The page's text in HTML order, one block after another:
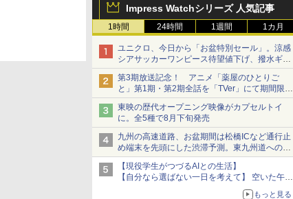
Impress Watchシリーズ 人気記事
1時間 24時間 1週間 1カ月
ユニクロ、今日から「お盆特別セール」。涼感
シアサッカーワンピース待望値下げ、撥水ギア
ショーツは1990円に
第3期放送記念！ アニメ「薬屋のひとりご
と」第1期・第2期全話を「TVer」にて期間限定
で順次無料配信開始
東映の歴代オープニング映像がカプセルトイ
に。全5種で8月下旬発売
九州の高速道路、お盆期間は松橋ICなど通行止
め端末を先頭にした渋滞予測。東九州道への迂
回は料金調整を実施
【現役学生がつづるAIとの生活】
【自分なら選ばない一日を考えて】 空いた午後
をチャッピーに捧げたら、思わぬ絶景に出会っ
もっと見る